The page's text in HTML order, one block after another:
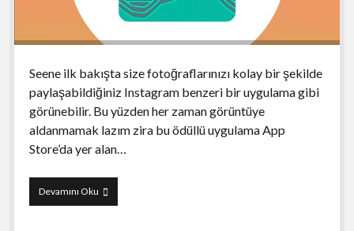
Seene ilk bakışta size fotoğraflarınızı kolay bir şekilde
paylaşabildiğiniz Instagram benzeri bir uygulama gibi
görünebilir. Bu yüzden her zaman görüntüye
aldanmamak lazım zira bu ödüllü uygulama App
Store’da yer alan…
Devamını OkuSeene